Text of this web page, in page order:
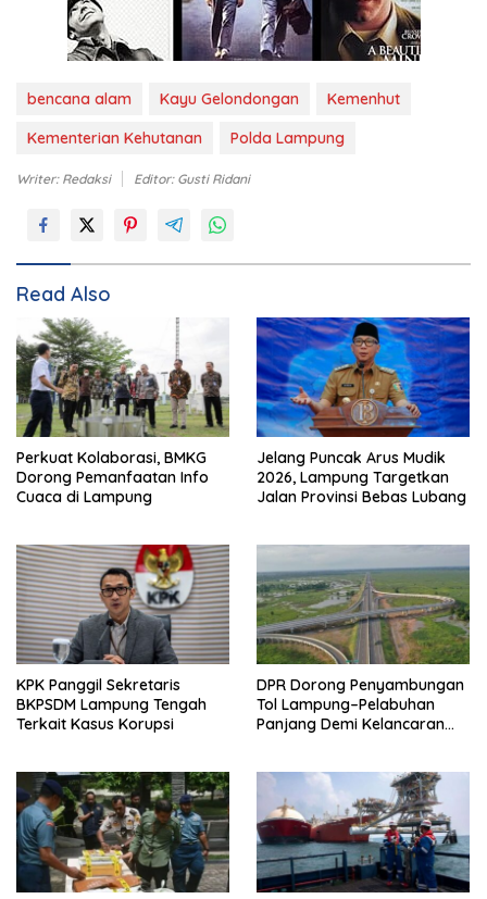
bencana alam Kayu Gelondongan
Kemenhut
Kementerian Kehutanan
Polda Lampung
Writer: Redaksi Editor: Gusti Ridani
Read Also
Perkuat Kolaborasi, BMKG
Dorong Pemanfaatan Info
Cuaca di Lampung
Jelang Puncak Arus Mudik
2026, Lampung Targetkan
Jalan Provinsi Bebas Lubang
KPK Panggil Sekretaris
BKPSDM Lampung Tengah
Terkait Kasus Korupsi
DPR Dorong Penyambungan
Tol Lampung–Pelabuhan
Panjang Demi Kelancaran